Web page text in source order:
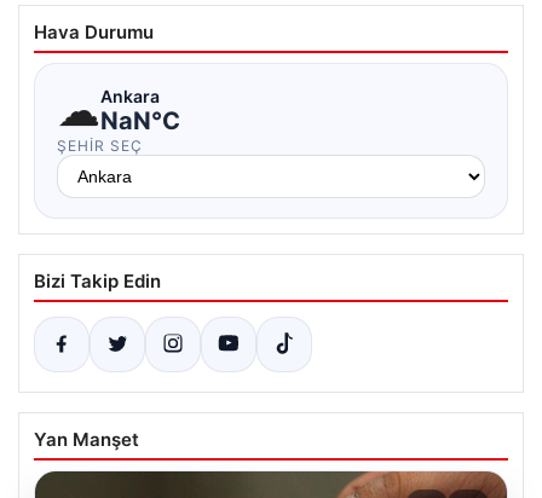
Hava Durumu
☁Ankara
NaN°C
ŞEHIR SEÇ
Bizi Takip Edin
Yan Manşet